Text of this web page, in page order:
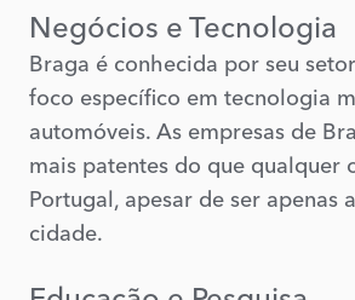
Negócios e Tecnologia
Braga é conhecida por seu
foco específico em tecnologia
automóveis. As empresas de
mais patentes do que qualquer
Portugal, apesar de ser apenas
cidade.